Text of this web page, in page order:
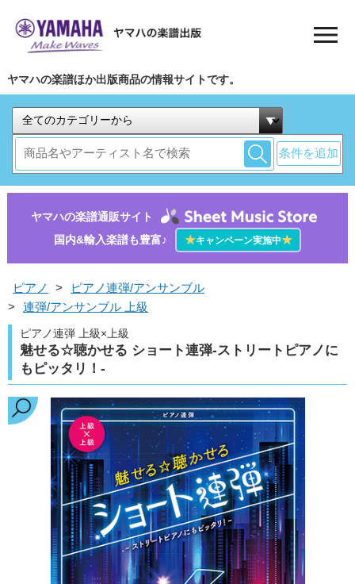
ヤマハの楽譜ほか出版商品の情報サイトです。
条件を追加
ヤマハの楽譜通販サイト
国内&輸入楽譜も豊富♪
★キャンペーン実施中★
ピアノ >
ピアノ連弾/アンサンブル
>
連弾/アンサンブル 上級
ピアノ連弾 上級×上級
魅せる☆聴かせる ショート連弾-ストリートピアノに
もピッタリ！-